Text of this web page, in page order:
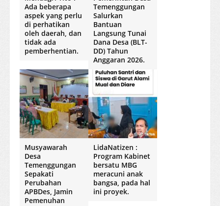
Ada beberapa
aspek yang perlu
di perhatikan
oleh daerah, dan
tidak ada
pemberhentian.
Temenggungan
Salurkan
Bantuan
Langsung Tunai
Dana Desa (BLT-
DD) Tahun
Anggaran 2026.
Musyawarah
Desa
Temenggungan
Sepakati
Perubahan
APBDes, Jamin
Pemenuhan
LidaNatizen :
Program Kabinet
bersatu MBG
meracuni anak
bangsa, pada hal
ini proyek.